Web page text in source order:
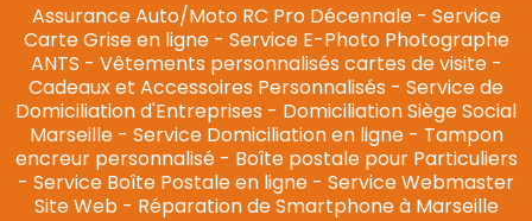
Assurance Auto/Moto RC Pro Décennale- Service
Carte Grise en ligne- Service E-Photo Photographe
ANTS - Vêtements personnalisés cartes de visite-
Cadeaux et Accessoires Personnalisés - Service de
Domiciliation d'Entreprises - Domiciliation Siège Social
Marseille- Service Domiciliation en ligne- Tampon
encreur personnalisé- Boîte postale pour Particuliers
- Service Boîte Postale en ligne - Service Webmaster
Site Web- Réparation de Smartphone à Marseille